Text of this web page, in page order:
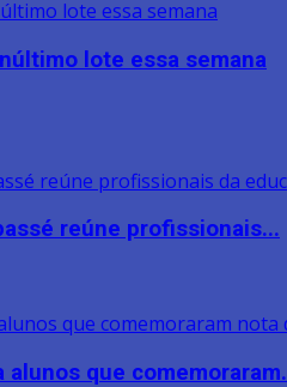
lote essa semana
reúne profissionais...
alunos que